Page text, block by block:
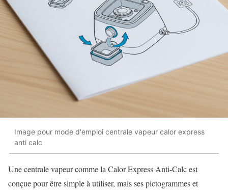
Image pour mode d'emploi centrale vapeur calor express
anti calc
Une centrale vapeur comme la Calor Express Anti-Calc est
conçue pour être simple à utiliser, mais ses pictogrammes et